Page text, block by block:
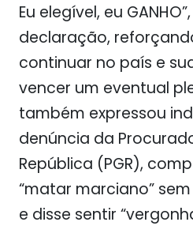
Eu elegível, eu
declaração,
continuar no país e
vencer um eventual
também expressou
denúncia da
República (PGR),
“matar marciano”
e disse sentir